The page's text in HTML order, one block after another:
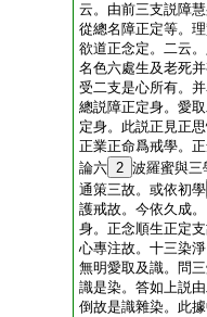
云。由前三支説障
從總名障正定等。
欲道正念定。二云
名色六處生及老死
受二支是心所有。
總説障正定身。愛
定身。此説正見正
正業正命爲戒學。
論六 2 波羅蜜與三
通策三故。或依初學
護戒故。今依久成
身。正念順生正定
心專注故。十三染
無明愛取及識。問
識是染。答如上説
倒故是識雜染。此